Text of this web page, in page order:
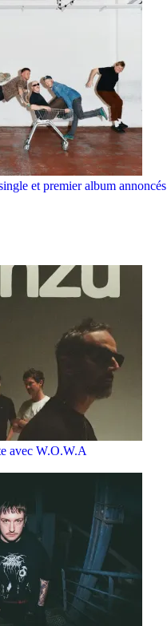
et premier album annoncés
avec W.O.W.A